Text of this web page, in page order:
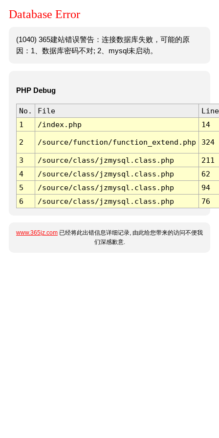
Database Error
(1040) 365建站错误警告：连接数据库失败，可能的原
因：1、数据库密码不对; 2、mysql未启动。
PHP Debug
No. File
Line
1
/index.php 14
2 /source/function/function_extend.php 324
3 /source/class/jzmysql.class.php
211
4
/source/class/jzmysql.class.php
62
5
/source/class/jzmysql.class.php
94
6
/source/class/jzmysql.class.php 76
www.365jz.com 已经将此出错信息详细记录, 由此给您带来的访问不便我
们深感歉意.